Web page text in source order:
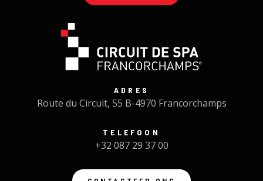
ADRES
Route du Circuit, 55 B-4970 Francorchamps
TELEFOON
+32 087 29 37 00